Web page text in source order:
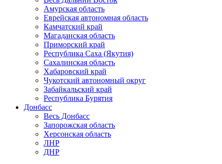
Амурская область
Еврейская автономная область
Камчатский край
Магаданская область
Приморский край
Республика Саха (Якутия)
Сахалинская область
Хабаровский край
Чукотский автономный округ
Забайкальский край
Республика Бурятия
Донбасс
Весь Донбасс
Запорожская область
Херсонская область
ЛНР
ДНР